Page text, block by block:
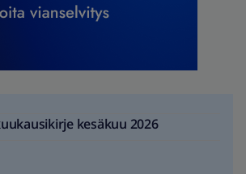
kesäkuu 2026